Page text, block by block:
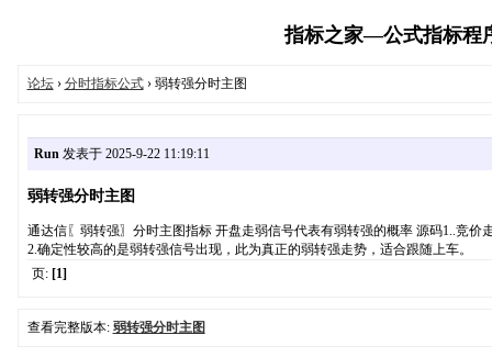
指标之家—公式指标程
论坛› 分时指标公式› 弱转强分时主图
Run发表于 2025-9-22 11:19:11
弱转强分时主图
通达信〖弱转强〗分时主图指标 开盘走弱信号代表有弱转强的概率 源码1..竞
2.确定性较高的是弱转强信号出现，此为真正的弱转强走势，适合跟随上车。
页: [1]
查看完整版本: 弱转强分时主图